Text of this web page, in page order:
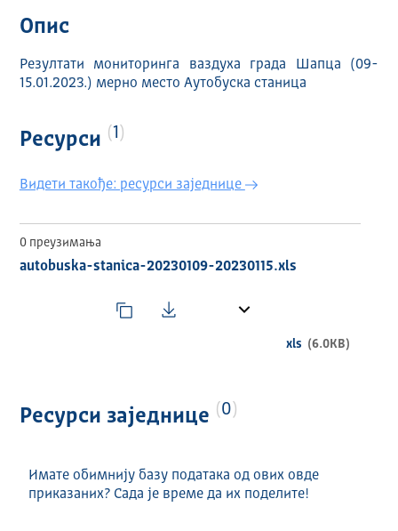
Опис
Резултати мониторинга ваздуха града Шапца (09-
15.01.2023.) мерно место Аутобуска станица
Ресурси 1
Видети такође: ресурси заједнице
0 преузимања
autobuska-stanica-20230109-20230115.xls
xls (6.0KB)
Ресурси заједнице 0
Имате обимнију базу података од ових овде
приказаних? Сада је време да их поделите!